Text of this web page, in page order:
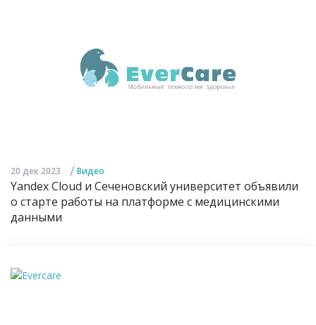
20 дек 2023 / Видео
Yandex Cloud и Сеченовский университет объявили
о старте работы на платформе с медицинскими
данными